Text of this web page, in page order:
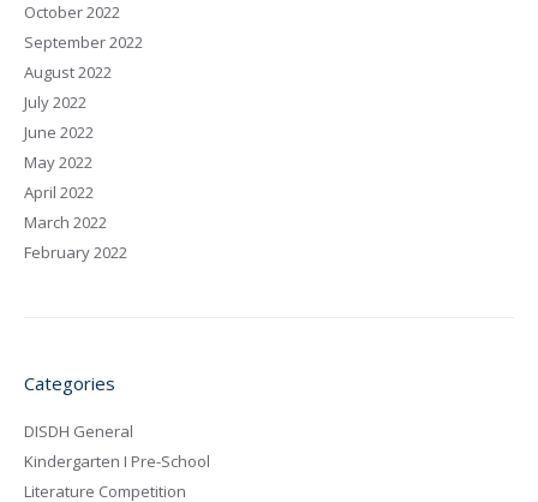
October 2022
September 2022
August 2022
July 2022
June 2022
May 2022
April 2022
March 2022
February 2022
Categories
DISDH General
Kindergarten I Pre-School
Literature Competition